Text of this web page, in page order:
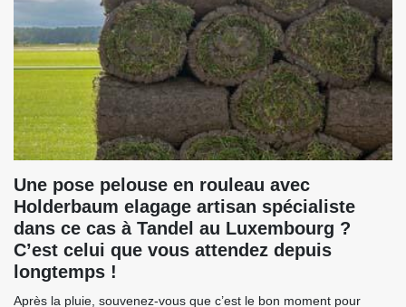
Une pose pelouse en rouleau avec
Holderbaum elagage artisan spécialiste
dans ce cas à Tandel au Luxembourg ?
C’est celui que vous attendez depuis
longtemps !
Après la pluie, souvenez-vous que c’est le bon moment pour